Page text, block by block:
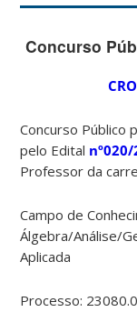
Concurso
Concurso Público
pelo Edital
Professor da
Campo de
Álgebra/Análise/
Aplicada
Processo: